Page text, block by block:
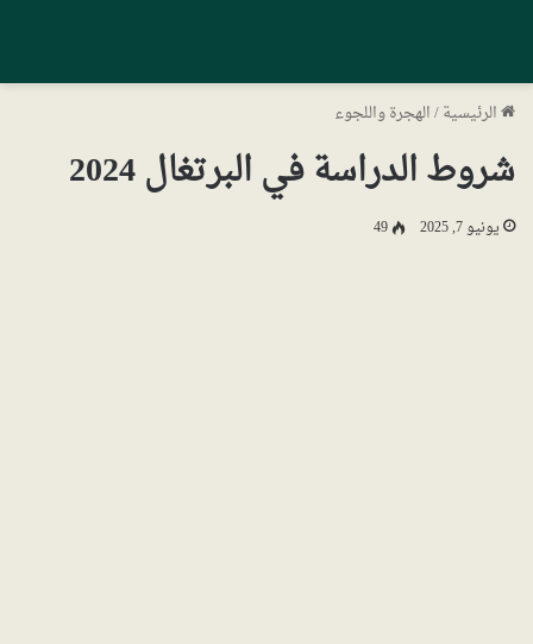
الرئيسية/الهجرة واللجوء
شروط الدراسة في البرتغال 2024
يونيو 7, 2025 49